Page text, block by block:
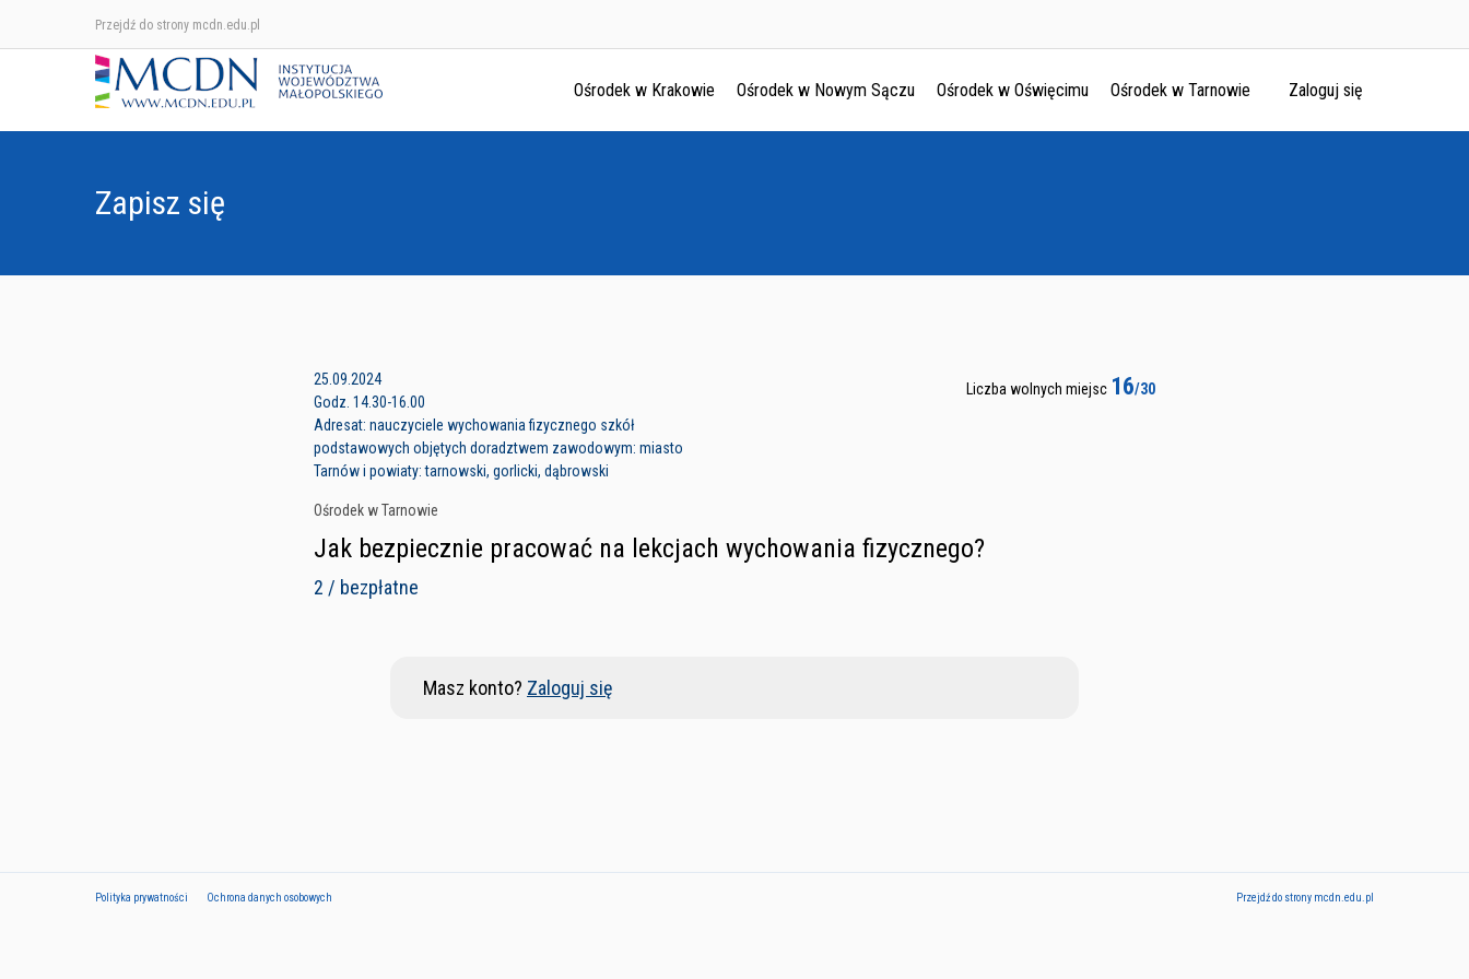
Przejdź do strony mcdn.edu.pl
Ośrodek w Krakowie Ośrodek w Nowym Sączu Ośrodek w Oświęcimu Ośrodek w Tarnowie Zaloguj się
Zapisz się
25.09.2024
Godz. 14.30-16.00
Adresat: nauczyciele wychowania fizycznego szkół
podstawowych objętych doradztwem zawodowym: miasto
Tarnów i powiaty: tarnowski, gorlicki, dąbrowski
Ośrodek w Tarnowie
Liczba wolnych miejsc 16/30
Jak bezpiecznie pracować na lekcjach wychowania fizycznego?
2 / bezpłatne
Masz konto? Zaloguj się
Polityka prywatności Ochrona danych osobowych Przejdź do strony mcdn.edu.pl
Ośrodek w Krakowie